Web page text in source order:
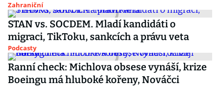
Zahraniční
STAN vs. SOCDEM. Mladí kandidáti o
migraci, TikToku, sankcích a právu veta
Podcasty
Ranní check: Michlova obsese vynáší, krize
Boeingu má hluboké kořeny, Nováčci